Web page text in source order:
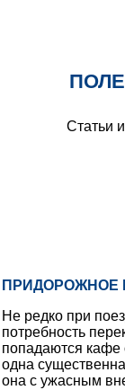
Статьи
ПРИДОРОЖНОЕ
Не редко при
потребность
попадаются кафе
одна
она с ужасным